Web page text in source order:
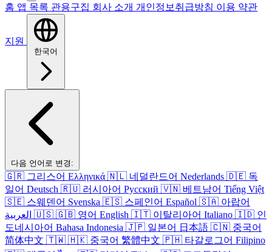
홈 앱 목록 관용구집 회사 소개 개인정보취급방침 이용 약관
지원
한국어
다음 언어로 변경:
🇬🇷 그리스어 Ελληνικά 🇳🇱 네덜란드어 Nederlands 🇩🇪 독
일어 Deutsch 🇷🇺 러시아어 Русский 🇻🇳 베트남어 Tiếng Việt
🇸🇪 스웨덴어 Svenska 🇪🇸 스페인어 Español 🇸🇦 아랍어
العربية 🇺🇸 🇬🇧 영어 English 🇮🇹 이탈리아어 Italiano 🇮🇩 인
도네시아어 Bahasa Indonesia 🇯🇵 일본어 日本語 🇨🇳 중국어
简体中文 🇹🇼 🇭🇰 중국어 繁體中文 🇵🇭 타갈로그어 Filipino